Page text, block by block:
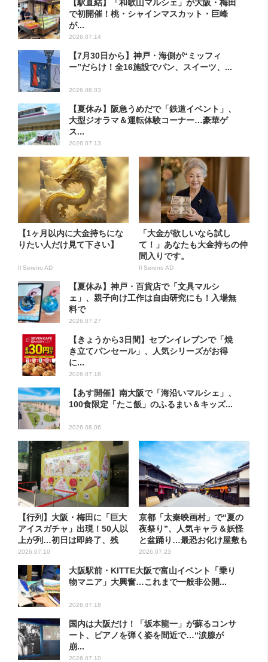
【駅直結】「和歌山マルシェ」が大阪・梅田
で初開催！桃・シャインマスカット・巨峰
が...
2026.07.14
【7月30日から】神戸・海側が“ミッフィ
ー”だらけ！全16施設でパン、スイーツ、...
2026.08.03
【夏休み】阪急うめだで「鉄道イベント」、
大型ジオラマ＆運転体験コーナー…豪華ゲ
ス...
2026.07.13
【1ヶ月以内に大金持ちにな
りたい人だけ見て下さい】
Il Sereno AD
「大金が欲しいなら試し
て！」あなたも大金持ちの仲
間入りです。
Il Sereno AD
【夏休み】神戸・百貨店で「文具マルシ
ェ」、親子向け工作は自由研究にも！入場無
料で
2026.07.27
【きょうから3日間】セブンイレブンで「焼
き立てパンセール」、人気シリーズがお得
に...
2026.07.18
【あす開催】南大阪で「海沿いマルシェ」、
100食限定「たこ飯」のふるまい＆キッズ...
2026.08.06
【行列】大阪・梅田に「巨大
アイスガチャ」出現！50人以
上が列…初日は即終了、残
る...
2026.07.10
京都「太秦映画村」で“夏の
夜祭り”、人気キャラ＆妖怪
と盆踊り…最恐お化け屋敷も
リ...
2026.07.23
大阪駅前・KITTE大阪で富山イベント「乗り
物マニア」大興奮…これまで一般非公開...
2026.07.18
国内は大阪だけ！「坂本龍一」が蘇るコンサ
ート、ピアノを弾く姿を間近で…“涙腺が
崩...
2026.07.10